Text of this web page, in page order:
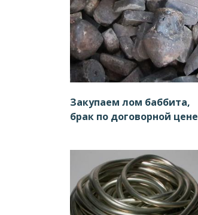
Закупаем лом баббита,
брак по договорной цене